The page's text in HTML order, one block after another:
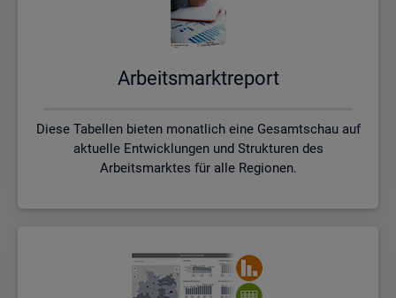
Ar­beits­markt­re­port
Diese Tabellen bieten monatlich eine Gesamtschau auf
aktuelle Entwicklungen und Strukturen des
Arbeitsmarktes für alle Regionen.